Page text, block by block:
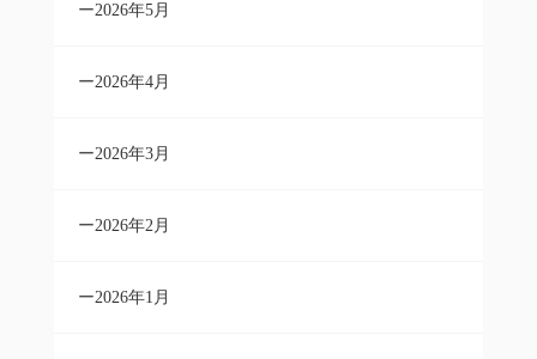
2026年5月
2026年4月
2026年3月
2026年2月
2026年1月